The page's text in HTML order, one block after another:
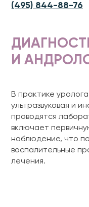
(495) 844-88-76
И
В практике
ультразвуковая и
проводятся
включает
наблюдение, что
воспалительные
лечения.